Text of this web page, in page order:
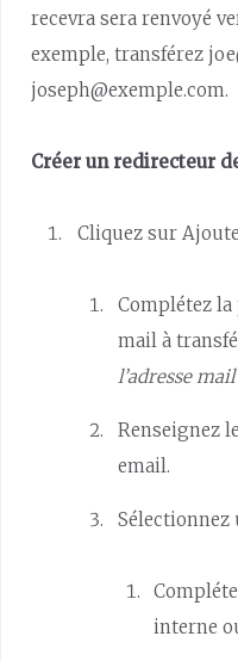
recevra sera renvoyé
exemple, transférez
joseph@exemple.com.
Créer un redirecteur
Cliquez sur
Complétez la
mail à
l’adresse
Renseignez
email.
Sélectionnez
interne